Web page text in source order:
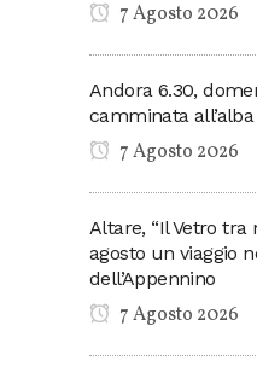
7 Agosto 2026
Andora 6.30,
camminata all’alba
7 Agosto 2026
Altare, “Il Vetro tra
agosto un viaggio
dell’Appennino
7 Agosto 2026